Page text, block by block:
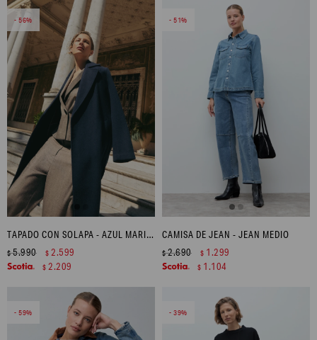
56
TAPADO CON SOLAPA - AZUL MARINO
$5.990 $ 2.599
$ 2.209
51
CAMISA DE JEAN - JEAN MEDIO
$2.690 $ 1.299
$ 1.104
59 39